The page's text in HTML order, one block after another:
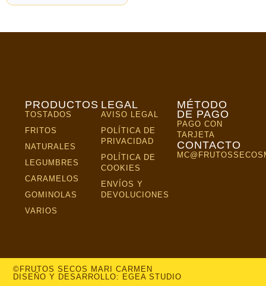
PRODUCTOS
TOSTADOS
FRITOS
NATURALES
LEGUMBRES
CARAMELOS
GOMINOLAS
VARIOS
LEGAL
AVISO LEGAL
POLÍTICA DE
PRIVACIDAD
POLÍTICA DE
COOKIES
ENVÍOS Y
DEVOLUCIONES
MÉTODO
DE PAGO
PAGO CON
TARJETA
CONTACTO
©FRUTOS SECOS MARI CARMEN
DISEÑO Y DESARROLLO: EGEA STUDIO